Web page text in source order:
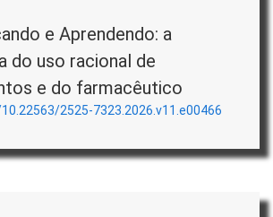
e Aprendendo: a
do uso racional de
e do farmacêutico
2525-7323.2026.v11.e00466